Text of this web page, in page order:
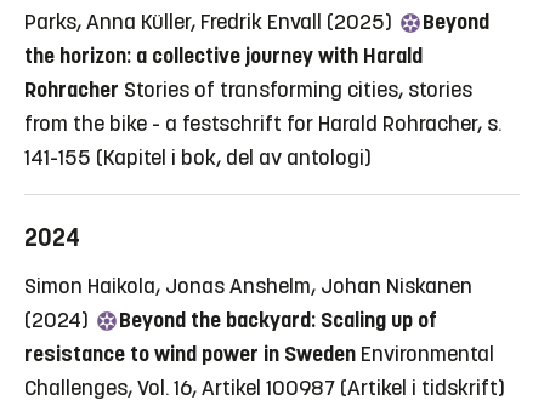
Parks, Anna Küller, Fredrik Envall (2025)
Beyond
the horizon: a collective journey with Harald
Rohracher Stories of transforming cities, stories
from the bike - a festschrift for Harald Rohracher, s.
141-155 (Kapitel i bok, del av antologi)
2024
Simon Haikola, Jonas Anshelm, Johan Niskanen
(2024)
Beyond the backyard: Scaling up of
resistance to wind power in Sweden Environmental
Challenges, Vol. 16, Artikel 100987 (Artikel i tidskrift)